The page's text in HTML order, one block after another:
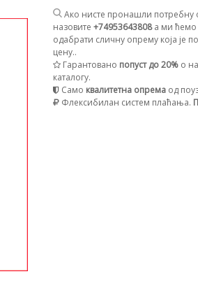
Ако нисте пронашли потребну
назовите +74953643808а ми ћемо
одабрати сличну опрему која је
цену..
Гарантовано попуст до 20% о
каталогу.
Само квалитетна опрема од
Флексибилан систем плаћања.